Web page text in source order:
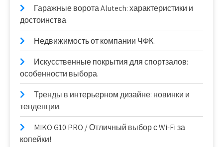
Гаражные ворота Alutech: характеристики и
достоинства.
Недвижимость от компании ЧФК.
Искусственные покрытия для спортзалов:
особенности выбора.
Тренды в интерьерном дизайне: новинки и
тенденции.
MIKO G10 PRO / Отличный выбор с Wi-Fi за
копейки!